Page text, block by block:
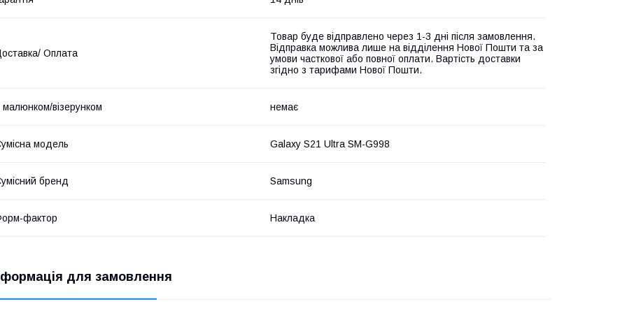
Оплата
Товар буде відправлено через 1-3 дні після замовлення.
Відправка можлива лише на відділення Нової Пошти та за
умови часткової або повної оплати. Вартість доставки
згідно з тарифами Нової Пошти.
малюнком/візерунком немає
модель Galaxy S21 Ultra SM-G998
бренд Samsung
фактор Накладка
для замовлення